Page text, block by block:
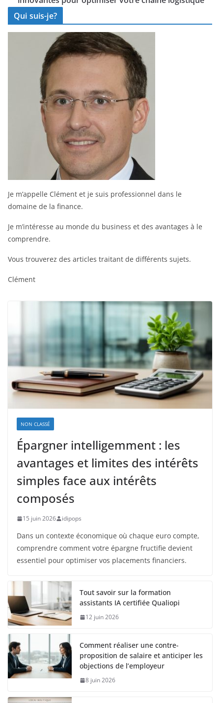
Qui suis-je?
Je m’appelle Clément et je suis professionnel dans le
domaine de la finance.
Je m’intéresse au monde du business et des avantages à le
comprendre.
Vous trouverez des articles traitant de différents sujets.
Clément
NON CLASSÉ
Épargner intelligemment : les
avantages et limites des intérêts
simples face aux intérêts
composés
15 juin 2026 idipops
Dans un contexte économique où chaque euro compte,
comprendre comment votre épargne fructifie devient
essentiel pour optimiser vos placements financiers.
Tout savoir sur la formation
assistants IA certifiée Qualiopi
12 juin 2026
Comment réaliser une contre-
proposition de salaire et anticiper les
objections de l’employeur
8 juin 2026